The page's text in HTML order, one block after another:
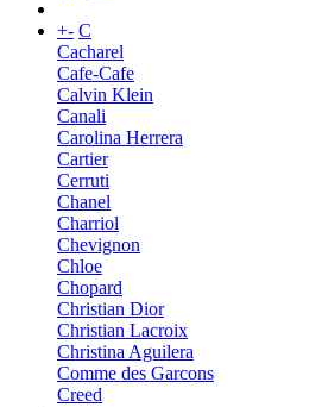
+- C
Cacharel
Cafe-Cafe
Calvin Klein
Canali
Carolina Herrera
Cartier
Cerruti
Chanel
Charriol
Chevignon
Chloe
Chopard
Christian Dior
Christian Lacroix
Christina Aguilera
Comme des Garcons
Creed